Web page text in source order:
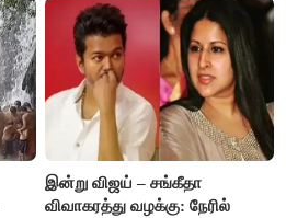
இன்று விஜய் – சங்கீதா
விவாகரத்து வழக்கு: நேரில்